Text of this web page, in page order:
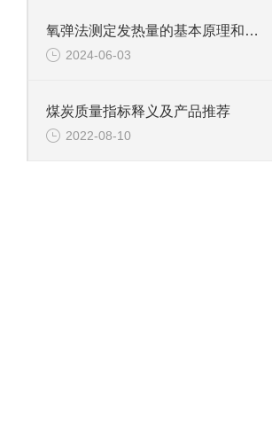
氧弹法测定发热量的基本原理和实验室环境要求
2024-06-03
煤炭质量指标释义及产品推荐
2022-08-10